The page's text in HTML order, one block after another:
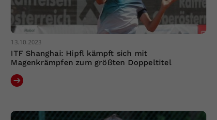
13.10.2023
ITF Shanghai: Hipfl kämpft sich mit
Magenkrämpfen zum größten Doppeltitel